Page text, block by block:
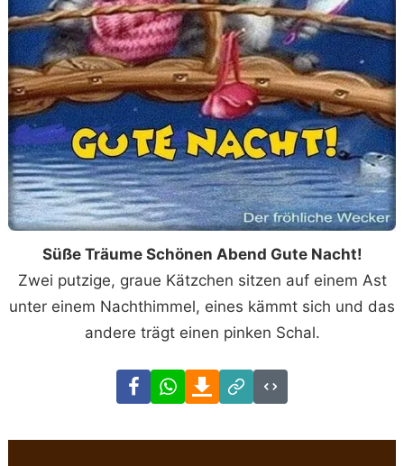
Süße Träume Schönen Abend Gute Nacht!
Zwei putzige, graue Kätzchen sitzen auf einem Ast
unter einem Nachthimmel, eines kämmt sich und das
andere trägt einen pinken Schal.
FacebookWhatsAppDownload
Link
Code